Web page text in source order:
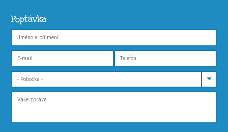
Poptávka